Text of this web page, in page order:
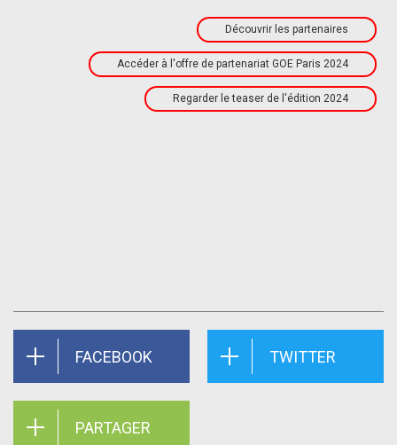
Découvrir les partenaires
Accéder à l'offre de partenariat GOE Paris 2024
Regarder le teaser de l'édition 2024
FACEBOOK TWITTER
PARTAGER